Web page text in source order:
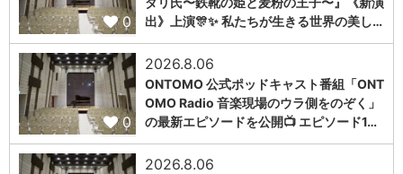
0
出》上演🎊✨ 私たちが生きる世界の美し…
0
2026.8.06
ONTOMO 公式ポッドキャスト番組「ONT
OMO Radio 音楽現場のウラ側をのぞく」
の最新エピソードを公開📺 エピソード1…
2026.8.06